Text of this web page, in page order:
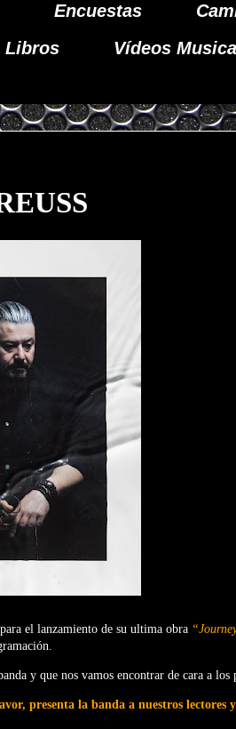
Encuestas
Libros Vídeos
el lanzamiento de su ultima obra
y que nos vamos encontrar de cara a los
presenta la banda a nuestros lectores